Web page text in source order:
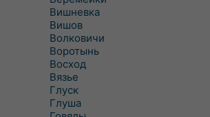
Вишневка
Вишов
Волковичи
Воротынь
Восход
Вязье
Глуск
Глуша